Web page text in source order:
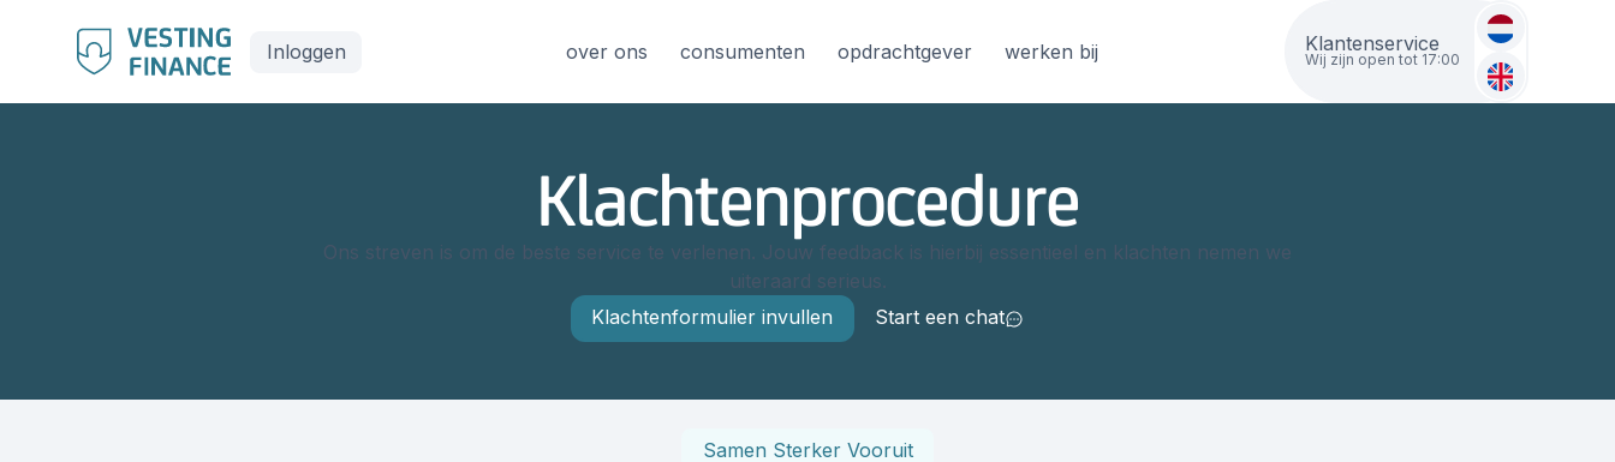
Inloggen over ons consumenten opdrachtgever werken bij Klantenservice
Wij zijn open tot 17:00
Klachtenprocedure
Ons streven is om de beste service te verlenen. Jouw feedback is hierbij essentieel en klachten nemen we
uiteraard serieus.
Klachtenformulier invullen
Start een chat
Samen Sterker Vooruit